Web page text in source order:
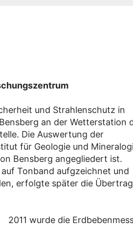
und Strahlenschutz in
an der Wetterstation
Die Auswertung der
für Geologie und
Bensberg angegliedert ist.
Tonband aufgzeichnet und
erfolgte später die
2011 wurde die